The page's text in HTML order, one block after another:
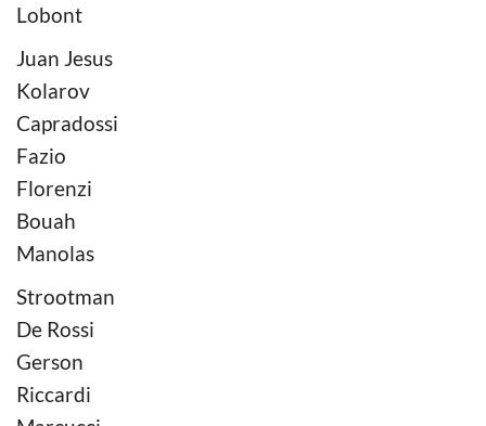
Lobont
Juan Jesus
Kolarov
Capradossi
Fazio
Florenzi
Bouah
Manolas
Strootman
De Rossi
Gerson
Riccardi